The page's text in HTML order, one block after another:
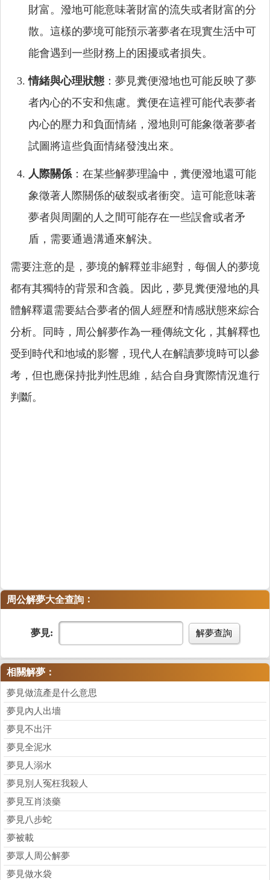
財富。潑地可能意味著財富的流失或者財富的分
散。這樣的夢境可能預示著夢者在現實生活中可
能會遇到一些財務上的困擾或者損失。
情緒與心理狀態 ：夢見糞便潑地也可能反映了夢
者內心的不安和焦慮。糞便在這裡可能代表夢者
內心的壓力和負面情緒，潑地則可能象徵著夢者
試圖將這些負面情緒發洩出來。
人際關係：在某些解夢理論中，糞便潑地還可能
象徵著人際關係的破裂或者衝突。這可能意味著
夢者與周圍的人之間可能存在一些誤會或者矛
盾，需要通過溝通來解決。
需要注意的是，夢境的解釋並非絕對，每個人的夢境
都有其獨特的背景和含義。因此，夢見糞便潑地的具
體解釋還需要結合夢者的個人經歷和情感狀態來綜合
分析。同時，周公解夢作為一種傳統文化，其解釋也
受到時代和地域的影響，現代人在解讀夢境時可以參
考，但也應保持批判性思維，結合自身實際情況進行
判斷。
周公解夢大全查詢 ：
夢見: 解夢查詢
相關解夢：
夢見做流產是什么意思
夢見內人出墻
夢見不出汗
夢見全泥水
夢見人溺水
夢見別人冤枉我殺人
夢見互肖淡藥
夢見八步蛇
夢被載
夢眾人周公解夢
夢見做水袋